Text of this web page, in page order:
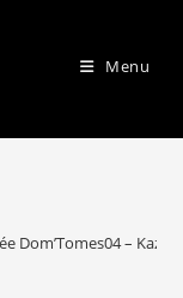
Menu
Dom’Tomes04 – Kaz